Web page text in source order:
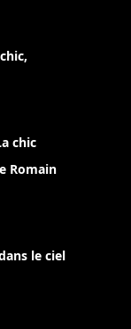
chic
Romain
le ciel